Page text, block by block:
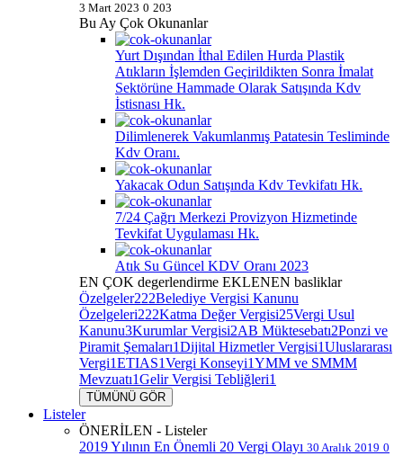
3 Mart 2023 0 203
Bu Ay Çok Okunanlar
Yurt Dışından İthal Edilen Hurda Plastik
Atıkların İşlemden Geçirildikten Sonra İmalat
Sektörüne Hammade Olarak Satışında Kdv
İstisnası Hk.
Dilimlenerek Vakumlanmış Patatesin Tesliminde
Kdv Oranı.
Yakacak Odun Satışında Kdv Tevkifatı Hk.
7/24 Çağrı Merkezi Provizyon Hizmetinde
Tevkifat Uygulaması Hk.
Atık Su Güncel KDV Oranı 2023
EN ÇOK degerlendirme EKLENEN basliklar
Özelgeler222Belediye Vergisi Kanunu
Özelgeleri222Katma Değer Vergisi25Vergi Usul
Kanunu3Kurumlar Vergisi2AB Müktesebatı2Ponzi ve
Piramit Şemaları1Dijital Hizmetler Vergisi1Uluslararası
Vergi1ETIAS1Vergi Konseyi1YMM ve SMMM
Mevzuatı1Gelir Vergisi Tebliğleri1
TÜMÜNÜ GÖR
Listeler
ÖNERİLEN - Listeler
2019 Yılının En Önemli 20 Vergi Olayı 30 Aralık 2019 0